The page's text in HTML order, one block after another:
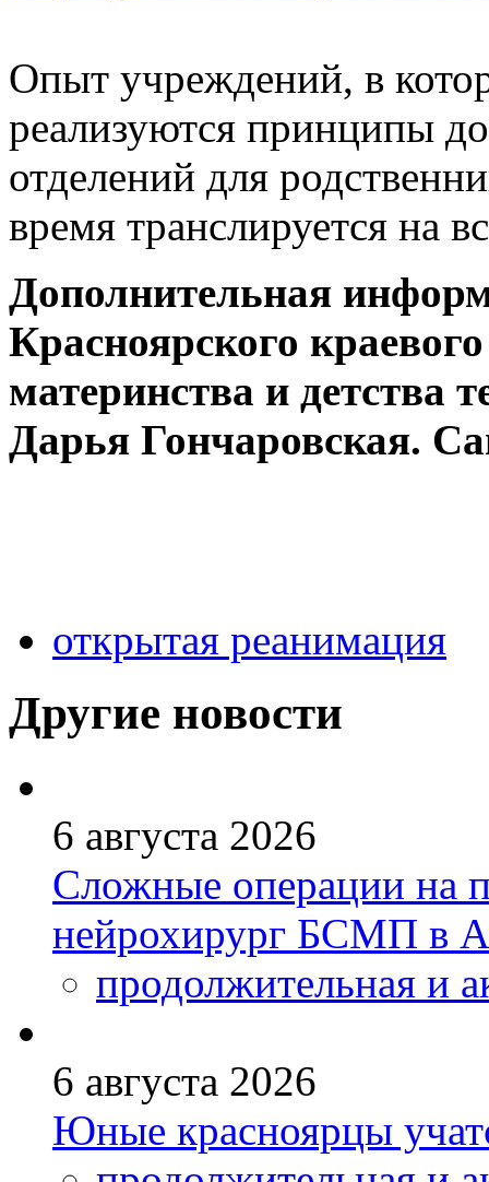
Опыт учреждений, в
реализуются принципы
отделений для
время транслируется на
Дополнительная
Красноярского
материнства и детства
Дарья Гончаровская.
открытая реанимация
Другие новости
6 августа 2026
Сложные операции на
нейрохирург БСМП в
продолжительная и
6 августа 2026
Юные красноярцы